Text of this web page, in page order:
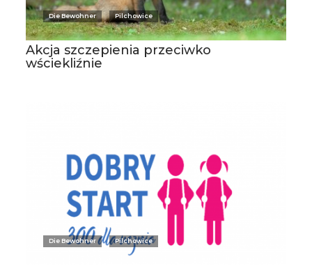
Die Bewohner Pilchowice
Akcja szczepienia przeciwko
wściekliźnie
Die Bewohner Pilchowice